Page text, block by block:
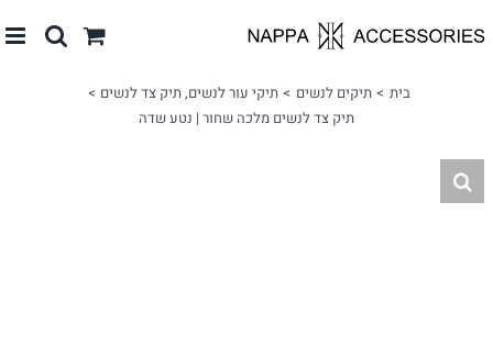
לתוכן
בית תיקים לנשים תיקי עור לנשים תיק צד לנשים
תיק צד לנשים מלכה שחור | נטע שדה